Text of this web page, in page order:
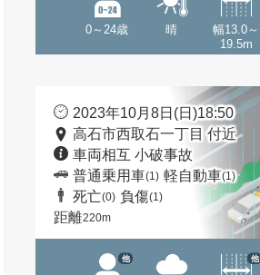
0～24歳 晴
幅13.0～
19.5m
2023年10月8日(日)18:50
高石市西取石一丁目 付近
車両相互 小破事故
普通乗用車(1) 軽自動車(1)
死亡(0) 負傷(1)
距離220m
他 他